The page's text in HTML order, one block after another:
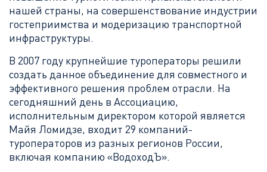
нашей страны, на совершенствование индустрии
гостеприимства и модеризацию транспортной
инфраструктуры.
В 2007 году крупнейшие туроператоры решили
создать данное объединение для совместного и
эффективного решения проблем отрасли. На
сегодняшний день в Ассоциацию,
исполнительным директором которой является
Майя Ломидзе, входит 29 компаний-
туроператоров из разных регионов России,
включая компанию «ВодоходЪ».